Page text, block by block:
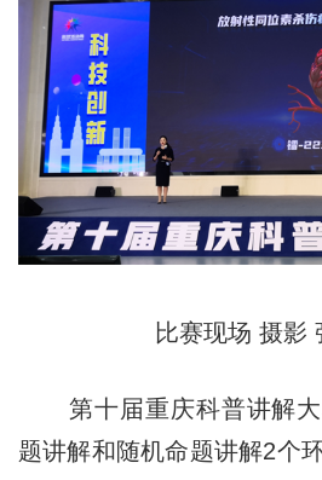
比赛现场 摄影
第十届重庆科普讲解大
题讲解和随机命题讲解2个